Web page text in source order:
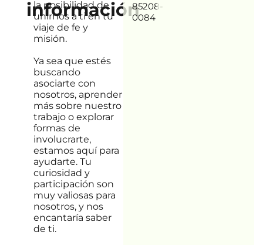
información
la posibilidad de
unirnos a ti en tu
viaje de fe y
misión.
Ya sea que estés
buscando
asociarte con
nosotros, aprender
más sobre nuestro
trabajo o explorar
formas de
involucrarte,
estamos aquí para
ayudarte. Tu
curiosidad y
participación son
muy valiosas para
nosotros, y nos
encantaría saber
de ti.
85208-
0084